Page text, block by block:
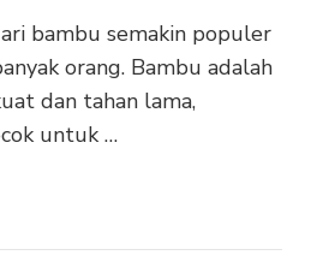
bambu semakin populer
orang. Bambu adalah
dan tahan lama,
untuk …